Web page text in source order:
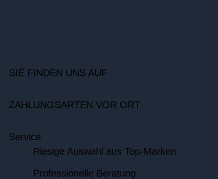
SIE FINDEN UNS AUF
ZAHLUNGSARTEN VOR ORT
Service
Riesige Auswahl aus Top-Marken
Professionelle Beratung